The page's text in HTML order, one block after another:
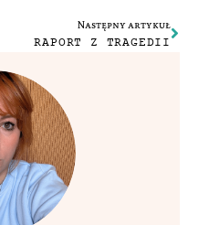
Następny artykuł
RAPORT Z TRAGEDII